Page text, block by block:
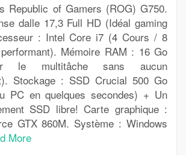
Republic of Gamers (ROG) G750.
dalle 17,3 Full HD (Idéal gaming
: Intel Core i7 (4 Cours / 8
Mémoire RAM : 16 Go
le multitâche sans aucun
Stockage : SSD Crucial 500 Go
PC en quelques secondes) + Un
SSD libre! Carte graphique :
GTX 860M. Système : Windows
More